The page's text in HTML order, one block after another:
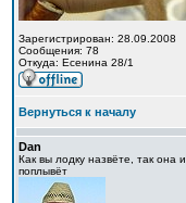
Зарегистрирован: 28.09.2008
Сообщения: 78
Откуда: Есенина 28/1
Вернуться к началу
Dan
Как вы лодку назвёте, так она и
поплывёт